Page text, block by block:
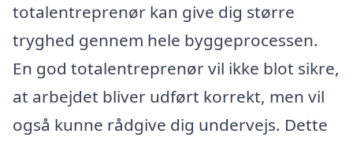
totalentreprenør kan give dig større
tryghed gennem hele byggeprocessen.
En god totalentreprenør vil ikke blot sikre,
at arbejdet bliver udført korrekt, men vil
også kunne rådgive dig undervejs. Dette